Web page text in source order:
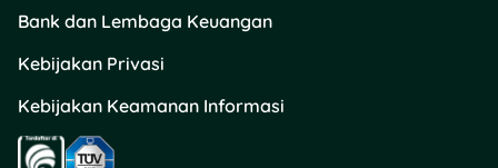
Bank dan Lembaga Keuangan
Kebijakan Privasi
Kebijakan Keamanan Informasi